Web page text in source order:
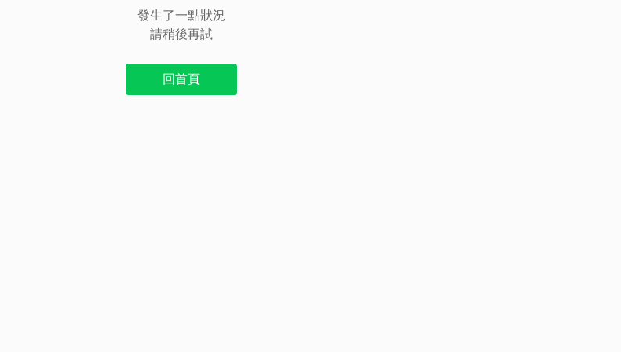
發生了一點狀況
請稍後再試
回首頁